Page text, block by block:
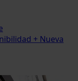
+ Nueva